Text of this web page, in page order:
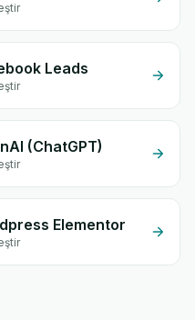
Leads
(ChatGPT)
Elementor